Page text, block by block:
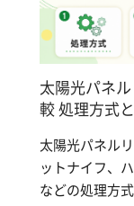
太陽光パネ
較 処理方式
太陽光パネル
ットナイフ、
などの処理方